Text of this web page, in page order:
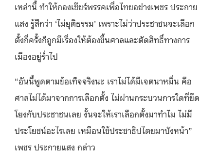
เหล่านี้ ทำให้กองเชียร์พรรคเพื่อไทยอย่างเพชร ประกาย
แสง รู้สึกว่า ‘ไม่ยุติธรรม’ เพราะไม่ว่าประชาชนจะเลือก
ตั้งกี่ครั้งก็ถูกมีเรื่องให้ต้องขึ้นศาลและตัดสิทธิ์ทางการ
เมืองอยู่ร่ำไป
“อันนี้พูดตามข้อเท็จจริงนะ เราไม่ได้มีเจตนาหมิ่น คือ
ศาลไม่ได้มาจากการเลือกตั้ง ไม่ผ่านกระบวนการใดที่ยึด
โยงกับประชาชนเลย งั้นจะให้เราเลือกตั้งมาทำไม ไม่มี
ประโยชน์อะไรเลย เหมือนใช้ประชาธิปไตยมาบังหน้า”
เพชร ประกายแสง กล่าว